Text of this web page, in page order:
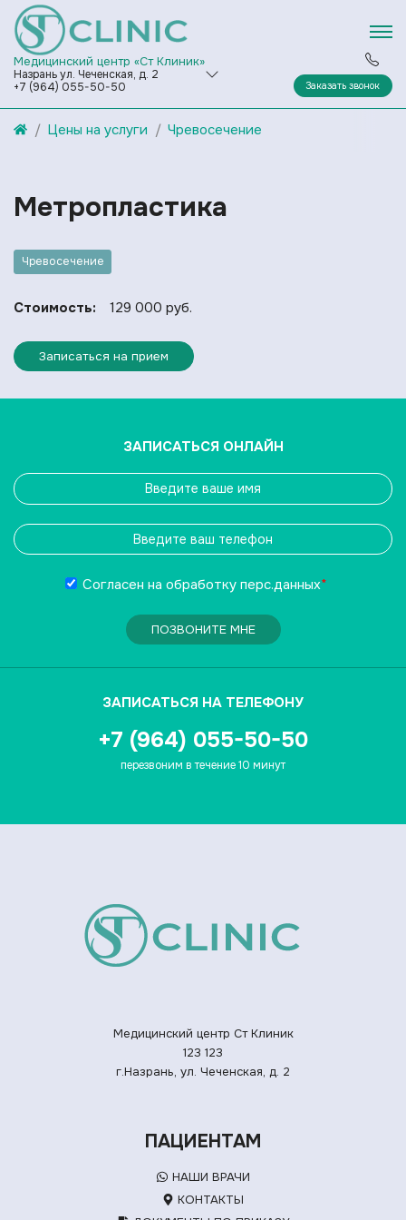
Медицинский центр «Ст Клиник»
Назрань ул. Чеченская, д. 2
+7 (964) 055-50-50
Заказать звонок
Цены на услуги Чревосечение
Метропластика
Чревосечение
Стоимость: 129 000 руб.
Записаться на прием
ЗАПИСАТЬСЯ ОНЛАЙН
Согласен на обработку перс.данных*
ПОЗВОНИТЕ МНЕ
ЗАПИСАТЬСЯ НА ТЕЛЕФОНУ
+7 (964) 055-50-50
перезвоним в течение 10 минут
Медицинский центр Ст Клиник
123 123
г.Назрань, ул. Чеченская, д. 2
ПАЦИЕНТАМ
НАШИ ВРАЧИ
КОНТАКТЫ